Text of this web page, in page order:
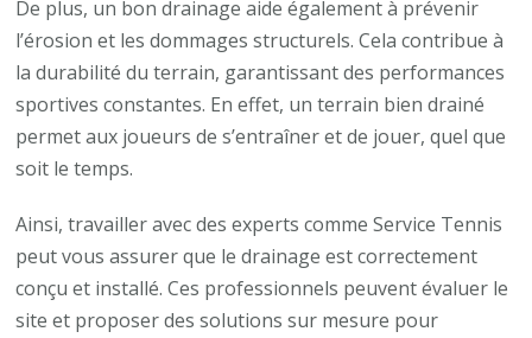
De plus, un bon drainage aide également à prévenir
l’érosion et les dommages structurels. Cela contribue à
la durabilité du terrain, garantissant des performances
sportives constantes. En effet, un terrain bien drainé
permet aux joueurs de s’entraîner et de jouer, quel que
soit le temps.
Ainsi, travailler avec des experts comme Service Tennis
peut vous assurer que le drainage est correctement
conçu et installé. Ces professionnels peuvent évaluer le
site et proposer des solutions sur mesure pour